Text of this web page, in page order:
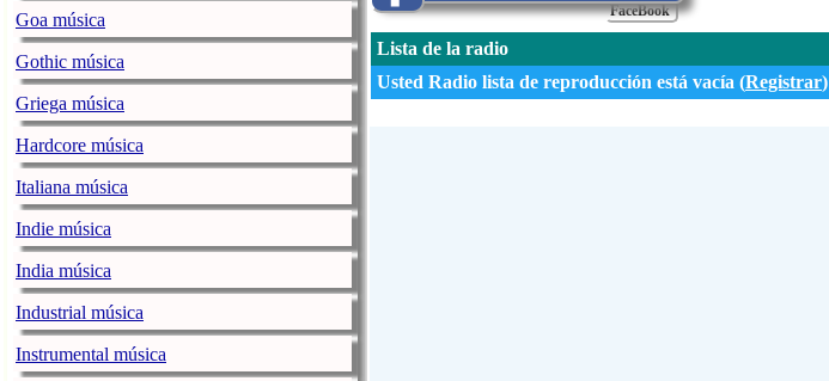
Goa música
Gothic música
Griega música
Hardcore música
Italiana música
Indie música
India música
Industrial música
Instrumental música
FaceBook
Lista de la radio
Usted Radio lista de reproducción está vacía (Registrar)